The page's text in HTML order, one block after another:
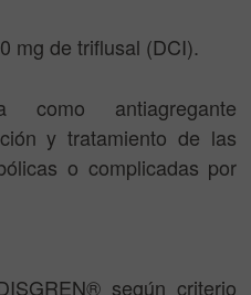
mg de triflusal (DCI).
como antiagregante
y tratamiento de las
o complicadas por
según criterio